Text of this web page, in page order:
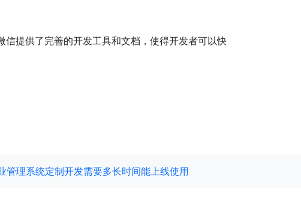
提供了完善的开发工具和文档，使得开发者可以快
管理系统定制开发需要多长时间能上线使用